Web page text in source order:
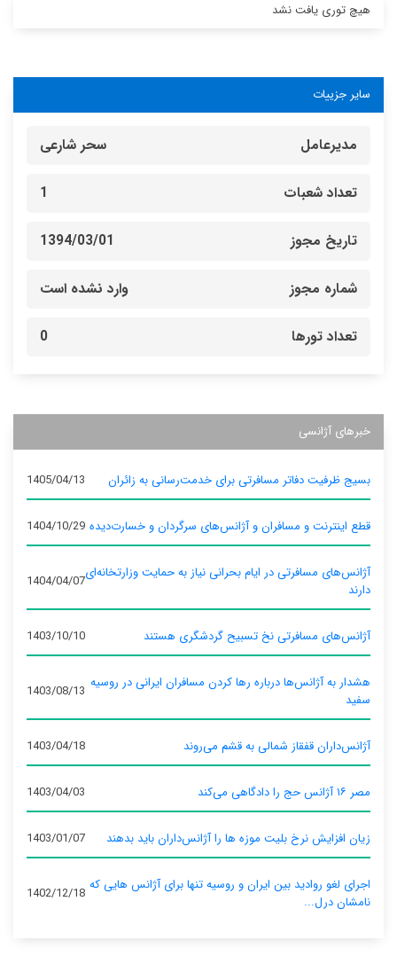
هیچ توری یافت نشد
سایر جزییات
مدیرعامل سحر شارعی
تعداد شعبات 1
تاریخ مجوز 1394/03/01
شماره مجوز وارد نشده است
تعداد تورها 0
خبرهای آژانسی
بسیج ظرفیت دفاتر مسافرتی برای خدمت‌رسانی به زائران 1405/04/13
قطع اینترنت و مسافران و آژانس‌های سرگردان و خسارت‌دیده 1404/10/29
آژانس‌های مسافرتی در ایام بحرانی نیاز به حمایت وزارتخانه‌ای
دارند
1404/04/07
آژانس‌های مسافرتی نخ تسبیح گردشگری هستند 1403/10/10
هشدار به آژانس‌ها درباره رها کردن مسافران ایرانی در روسیه
سفید
1403/08/13
آژانس‌داران قفقاز شمالی به قشم می‌روند 1403/04/18
مصر ۱۶ آژانس حج را دادگاهی می‌کند 1403/04/03
زیان افزایش نرخ بلیت موزه ها را آژانس‌داران باید بدهند 1403/01/07
اجرای لغو روادید بین ایران و روسیه تنها برای آژانس‌ هایی که
نامشان درل...
1402/12/18